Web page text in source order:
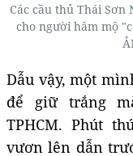
Các cầu thủ Thái Sơn
cho người hâm mộ
Dẫu vậy, một
để giữ trắng
TPHCM. Phút
vươn lên dẫn